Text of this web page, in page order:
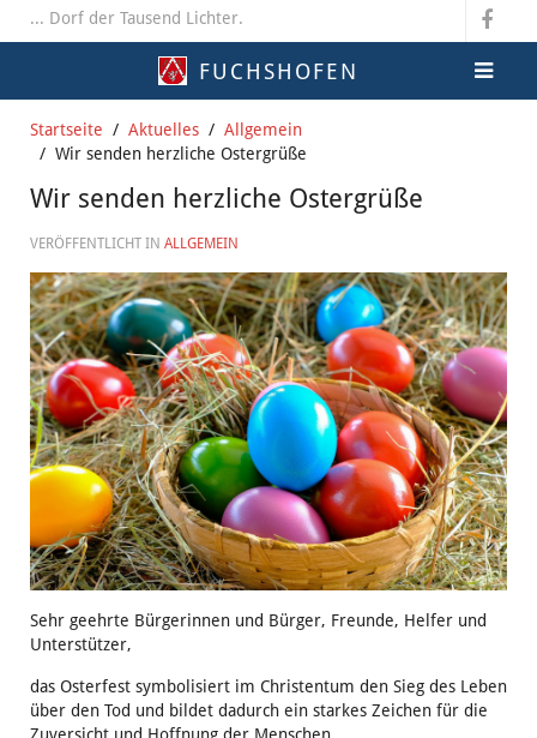
... Dorf der Tausend Lichter.
FUCHSHOFEN
Startseite Aktuelles
Allgemein
Wir senden herzliche Ostergrüße
Wir senden herzliche Ostergrüße
VERÖFFENTLICHT IN ALLGEMEIN
Sehr geehrte Bürgerinnen und Bürger, Freunde, Helfer und
Unterstützer,
das Osterfest symbolisiert im Christentum den Sieg des Leben
über den Tod und bildet dadurch ein starkes Zeichen für die